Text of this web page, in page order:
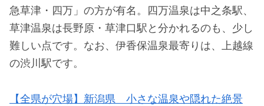
急草津・四万」の方が有名。四万温泉は中之条駅、
草津温泉は長野原・草津口駅と分かれるのも、少し
難しい点です。なお、伊香保温泉最寄りは、上越線
の渋川駅です。
【全県が穴場】新潟県 小さな温泉や隠れた絶景